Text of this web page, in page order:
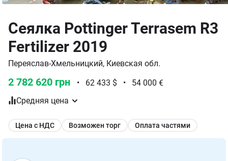
Сеялка Pottinger Terrasem R3
Fertilizer 2019
Переяслав-Хмельницкий, Киевская обл.
2 782 620 грн • 62 433 $ •
54 000 €
Средняя цена
Цена с НДС Возможен торг Оплата частями